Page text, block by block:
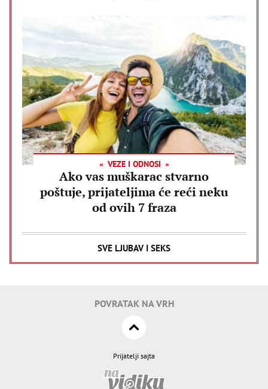
VEZE I ODNOSI
Ako vas muškarac stvarno
poštuje, prijateljima će reći neku
od ovih 7 fraza
SVE LJUBAV I SEKS
POVRATAK NA VRH
Prijatelji sajta